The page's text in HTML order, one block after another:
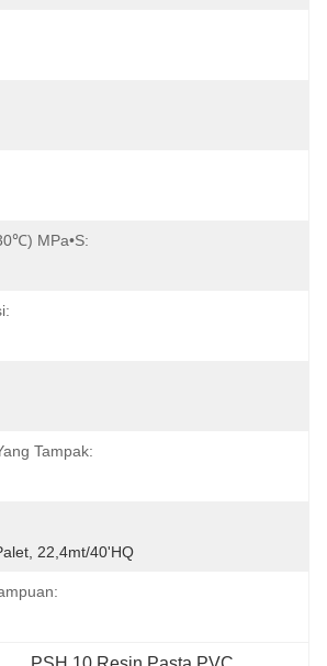
MPa•s:
Tampak:
22,4mt/40'HQ